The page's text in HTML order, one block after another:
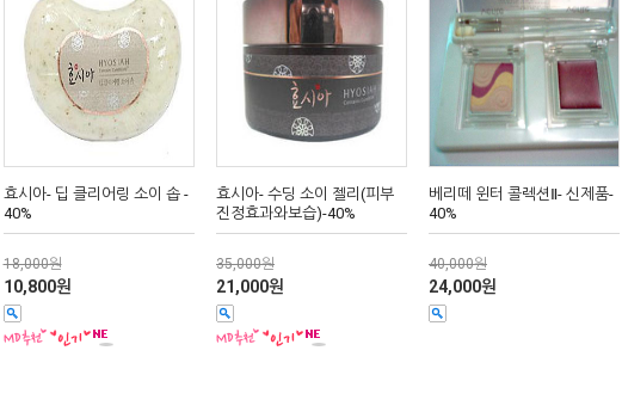
효시아- 딥 클리어링 소이 솝 -
40%
18,000원
10,800원
효시아- 수딩 소이 젤리(피부
진정효과와보습)-40%
35,000원
21,000원
베리떼 윈터 콜렉션Ⅱ- 신제품-
40%
40,000원
24,000원